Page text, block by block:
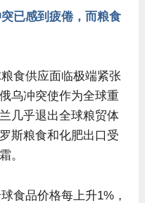
已感到疲倦，而粮食
食供应面临极端紧张
乌冲突使作为全球重
几乎退出全球粮贸体
斯粮食和化肥出口受
。
食品价格每上升1%，